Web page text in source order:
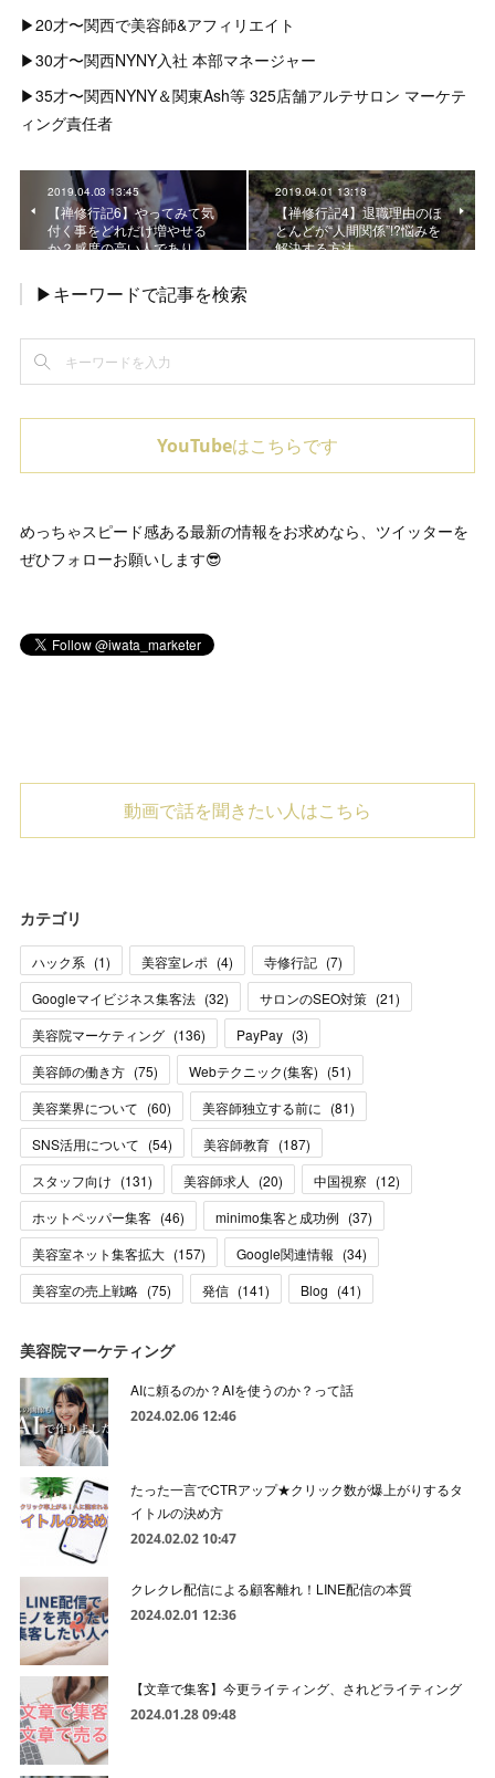
▶︎20才〜関西で美容師&アフィリエイト
▶︎30才〜関西NYNY入社 本部マネージャー
▶︎35才〜関西NYNY＆関東Ash等 325店舗アルテサロン マーケテ
ィング責任者
2019.04.03 13:45
【禅修行記6】やってみて気
付く事をどれだけ増やせる
か？感度の高い人であり…
2019.04.01 13:18
【禅修行記4】退職理由のほ
とんどが“人間関係”!?悩みを
解決する方法
▶キーワードで記事を検索
YouTubeはこちらです
めっちゃスピード感ある最新の情報をお求めなら、ツイッターを
ぜひフォローお願いします😎
動画で話を聞きたい人はこちら
カテゴリ
ハック系 (1) 美容室レポ (4) 寺修行記 (7)
Googleマイビジネス集客法 (32) サロンのSEO対策 (21)
美容院マーケティング (136) PayPay (3)
美容師の働き方 (75) Webテクニック(集客) (51)
美容業界について (60) 美容師独立する前に (81)
SNS活用について (54) 美容師教育 (187)
スタッフ向け (131) 美容師求人 (20) 中国視察 (12)
ホットペッパー集客 (46) minimo集客と成功例 (37)
美容室ネット集客拡大 (157) Google関連情報 (34)
美容室の売上戦略 (75) 発信 (141) Blog (41)
美容院マーケティング
AIに頼るのか？AIを使うのか？って話
2024.02.06 12:46
たった一言でCTRアップ★クリック数が爆上がりするタ
イトルの決め方
2024.02.02 10:47
クレクレ配信による顧客離れ！LINE配信の本質
2024.02.01 12:36
【文章で集客】今更ライティング、されどライティング
2024.01.28 09:48